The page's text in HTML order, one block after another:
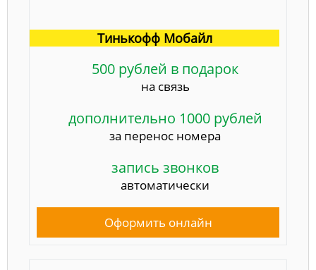
Тинькофф Мобайл
500 рублей в подарок
на связь
дополнительно 1000 рублей
за перенос номера
запись звонков
автоматически
Оформить онлайн